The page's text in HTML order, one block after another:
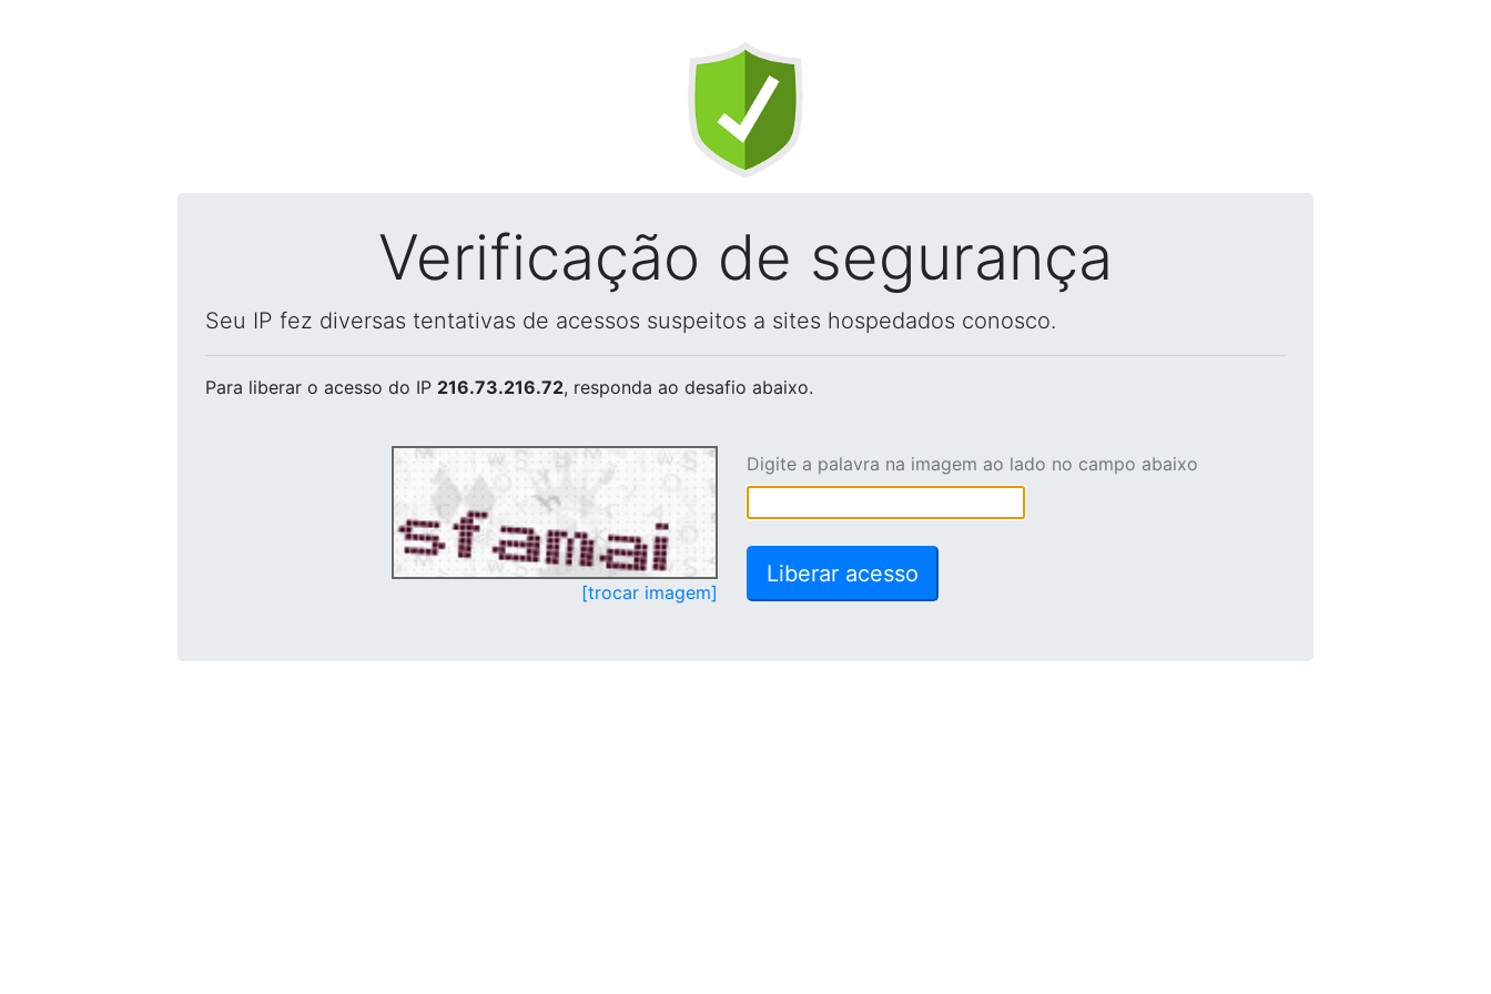
Verificação de segurança
Seu IP fez diversas tentativas de acessos suspeitos a sites hospedados conosco.
Para liberar o acesso do IP 216.73.216.72, responda ao desafio abaixo.
[trocar imagem]
Digite a palavra na imagem ao lado no campo abaixo